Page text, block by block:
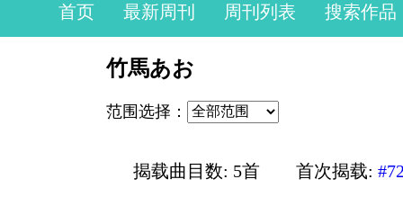
首页 最新周刊 周刊列表 搜索作品
竹馬あお
范围选择：
揭载曲目数: 5首 首次揭载: